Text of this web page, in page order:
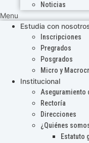
Noticias
Menu
Estudia con
Inscripciones
Pregrados
Posgrados
Micro y
Institucional
Aseguramiento
Rectoría
Direcciones
¿Quiénes
Estatuto